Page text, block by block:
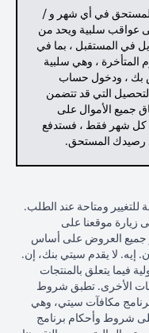
المستحق في أي شهر و /
عواقب سلبية ويحد من
في المستقبل ، بما في
المتأخرة ، وهي سلبية
بك ، ودخول حساب
التي قد تتضمن
جميع الأموال على
كل شهر فقط ، فستدفع
رصيدك المستحق.
ومتاحة عند الطلب.
زيارة موقعنا على
جميع العروض على أساس
إيه. لا يقدم سيتي بنك، إن.
فيما يتعلق بالمنتجات
الأخرى. تطبق شروط
مكافآت سيتي، وهي
شروط وأحكام برنامج